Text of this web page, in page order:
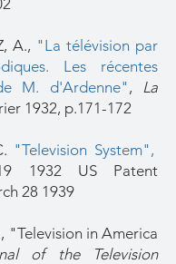
A., "La télévision par
Les récentes
M. d'Ardenne" , La
1932, p.171-172
"Television System" ,
1932 US Patent
28 1939
"Television in America
of the Television